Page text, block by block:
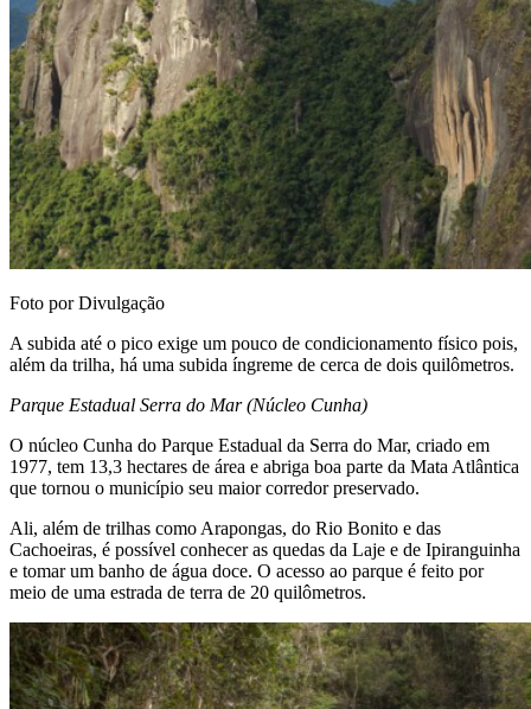
Foto por Divulgação
A subida até o pico exige um pouco de condicionamento físico pois,
além da trilha, há uma subida íngreme de cerca de dois quilômetros.
Parque Estadual Serra do Mar (Núcleo Cunha)
O núcleo Cunha do Parque Estadual da Serra do Mar, criado em
1977, tem 13,3 hectares de área e abriga boa parte da Mata Atlântica
que tornou o município seu maior corredor preservado.
Ali, além de trilhas como Arapongas, do Rio Bonito e das
Cachoeiras, é possível conhecer as quedas da Laje e de Ipiranguinha
e tomar um banho de água doce. O acesso ao parque é feito por
meio de uma estrada de terra de 20 quilômetros.